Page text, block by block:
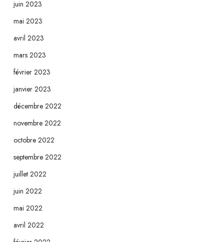
juin 2023
mai 2023
avril 2023
mars 2023
février 2023
janvier 2023
décembre 2022
novembre 2022
octobre 2022
septembre 2022
juillet 2022
juin 2022
mai 2022
avril 2022